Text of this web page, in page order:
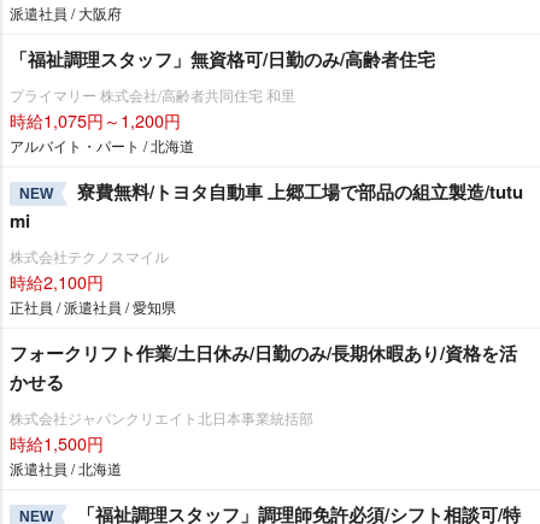
派遣社員 / 大阪府
「福祉調理スタッフ」無資格可/日勤のみ/高齢者住宅
プライマリー 株式会社/高齢者共同住宅 和里
時給1,075円～1,200円
アルバイト・パート / 北海道
NEW
寮費無料/トヨタ自動車 上郷工場で部品の組立製造/tutu
mi
株式会社テクノスマイル
時給2,100円
正社員 / 派遣社員 / 愛知県
フォークリフト作業/土日休み/日勤のみ/長期休暇あり/資格を活
かせる
株式会社ジャパンクリエイト北日本事業統括部
時給1,500円
派遣社員 / 北海道
NEW
「福祉調理スタッフ」調理師免許必須/シフト相談可/特